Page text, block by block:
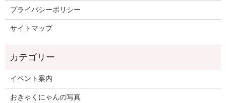
プライバシーポリシー
サイトマップ
イベント案内
おきゃくにゃんの写真